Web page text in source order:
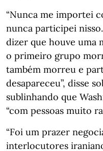
“Nunca me importei
nunca participei
dizer que houve uma
o primeiro grupo
também morreu e
desapareceu”, disse
sublinhando que
“com pessoas muito
“Foi um prazer
interlocutores